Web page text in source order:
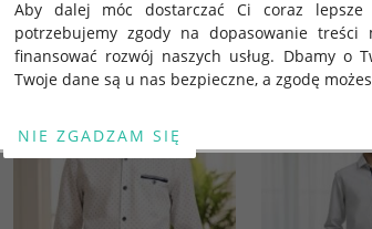
Inne produkty
Aby dalej móc dostarczać Ci coraz lepsze
potrzebujemy zgody na dopasowanie treści
finansować rozwój naszych usług. Dbamy o
Twoje dane są u nas bezpieczne, a zgodę
Od 25 maja 2018 roku obowiązuje
kwietnia 2016 r. w sprawie ochrony osób
swobodnego przepływu takich danych oraz
"GDPR" lub "Ogólne Rozporządzenie o
przetwarzaniu Twoich danych oraz